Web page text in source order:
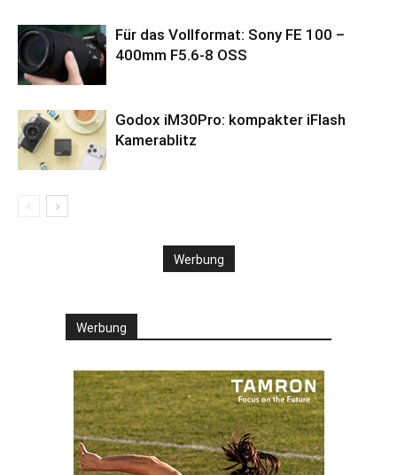
Für das Vollformat: Sony FE 100 –
400mm F5.6-8 OSS
Godox iM30Pro: kompakter iFlash
Kamerablitz
Werbung
Werbung